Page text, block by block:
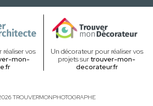
vos
mon-
Un décorateur pour réaliser vos
projets surtrouver-mon-
decorateur.fr
TROUVERMONPHOTOGRAPHE